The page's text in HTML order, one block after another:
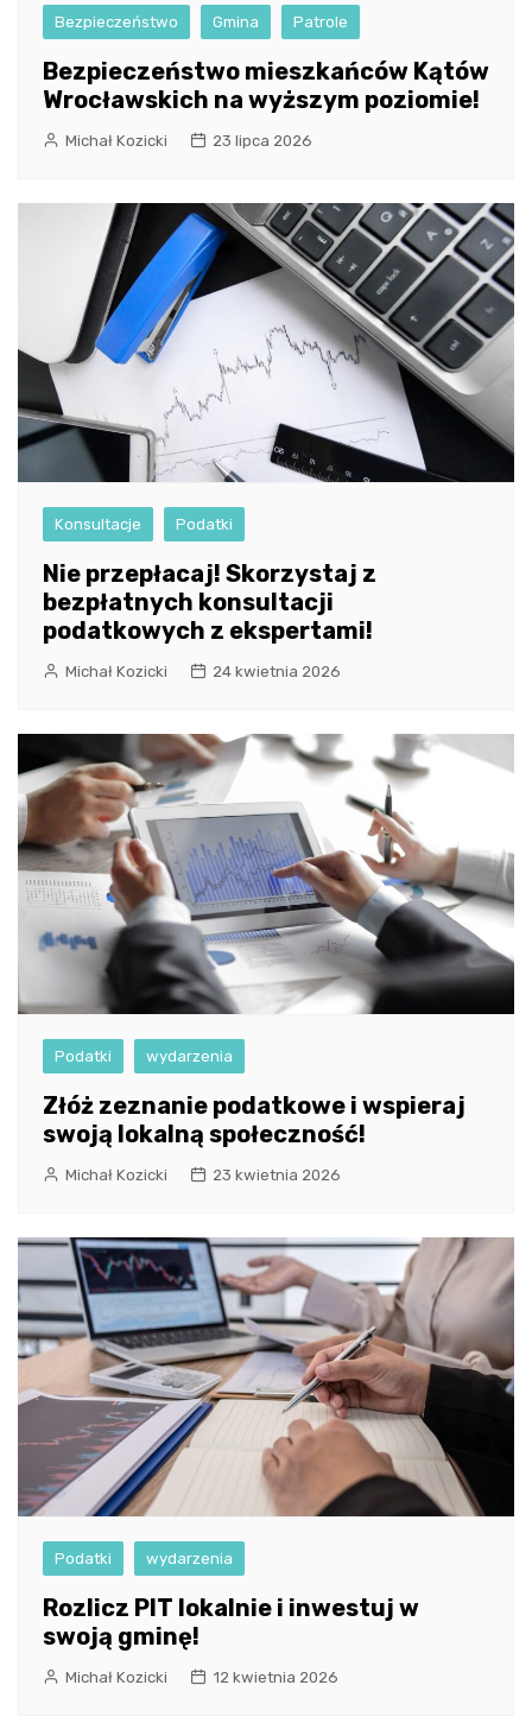
Bezpieczeństwo Gmina Patrole
Bezpieczeństwo mieszkańców Kątów
Wrocławskich na wyższym poziomie!
Michał Kozicki 23 lipca 2026
Konsultacje Podatki
Nie przepłacaj! Skorzystaj z
bezpłatnych konsultacji
podatkowych z ekspertami!
Michał Kozicki 24 kwietnia 2026
Podatki wydarzenia
Złóż zeznanie podatkowe i wspieraj
swoją lokalną społeczność!
Michał Kozicki 23 kwietnia 2026
Podatki wydarzenia
Rozlicz PIT lokalnie i inwestuj w
swoją gminę!
Michał Kozicki 12 kwietnia 2026